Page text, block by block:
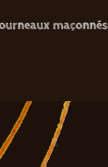
maçonnés